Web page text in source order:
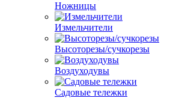
Ножницы
Измельчители
Высоторезы/сучкорезы
Воздуходувы
Садовые тележки